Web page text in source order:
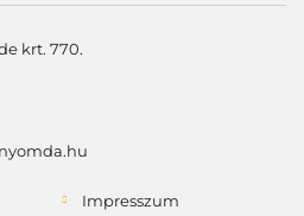
krt. 770.
Impresszum